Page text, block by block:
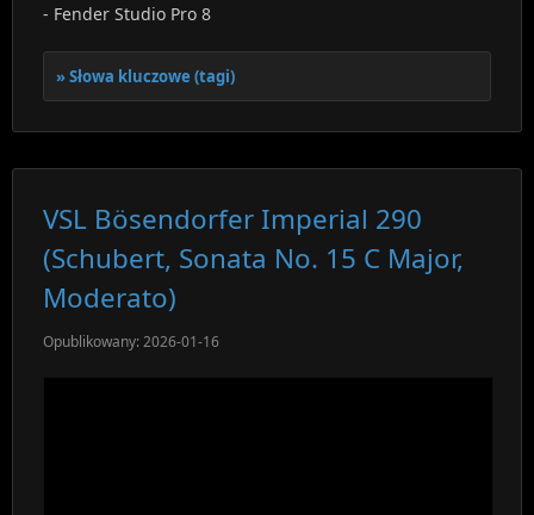
- Fender Studio Pro 8
Słowa kluczowe (tagi)
VSL Bösendorfer Imperial 290
(Schubert, Sonata No. 15 C Major,
Moderato)
Opublikowany: 2026-01-16